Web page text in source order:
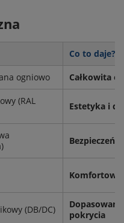
Co to daje?
ogniowo Całkowita
(RAL
Estetyka i
Komfortowe
(DB/DC)
pokrycia